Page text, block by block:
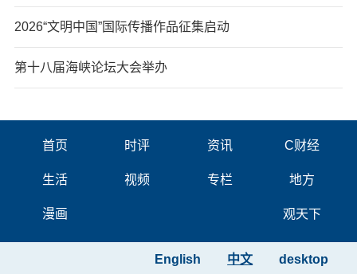
2026“文明中国”国际传播作品征集启动
第十八届海峡论坛大会举办
首页 时评 资讯 C财经
生活 视频 专栏 地方
漫画 观天下
desktop
中文
English